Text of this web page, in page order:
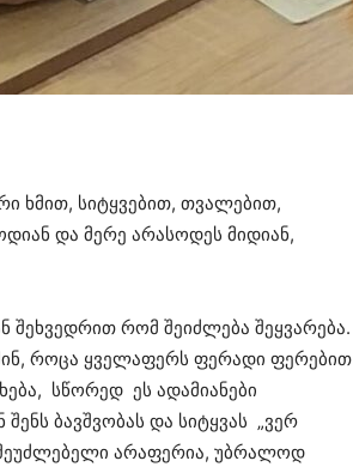
ხმით, სიტყვებით, თვალებით,
და მერე არასოდეს მიდიან,
რომ შეიძლება შეყვარება.
როცა ყველაფერს ფერადი ფერებით
სწორედ ეს ადამიანები
ბავშვობას და სიტყვას „ვერ
შეუძლებელი არაფერია, უბრალოდ